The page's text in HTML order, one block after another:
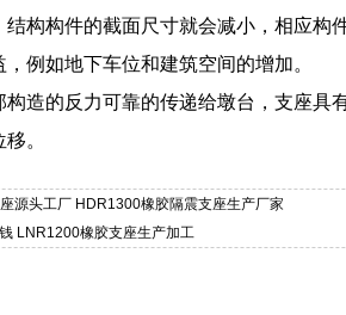
构构件的截面尺寸就会减小，相应构
例如地下车位和建筑空间的增加。
造的反力可靠的传递给墩台，支座具
。
源头工厂 HDR1300橡胶隔震支座生产厂家
LNR1200橡胶支座生产加工